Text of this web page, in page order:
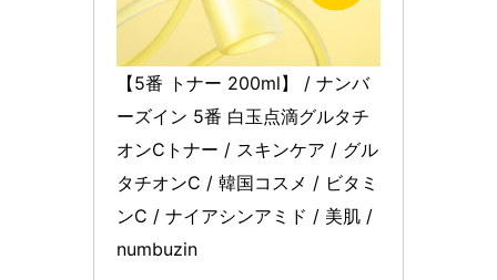
【5番 トナー 200ml】 / ナンバ
ーズイン 5番 白玉点滴グルタチ
オンCトナー / スキンケア / グル
タチオンC / 韓国コスメ / ビタミ
ンC / ナイアシンアミド / 美肌 /
numbuzin